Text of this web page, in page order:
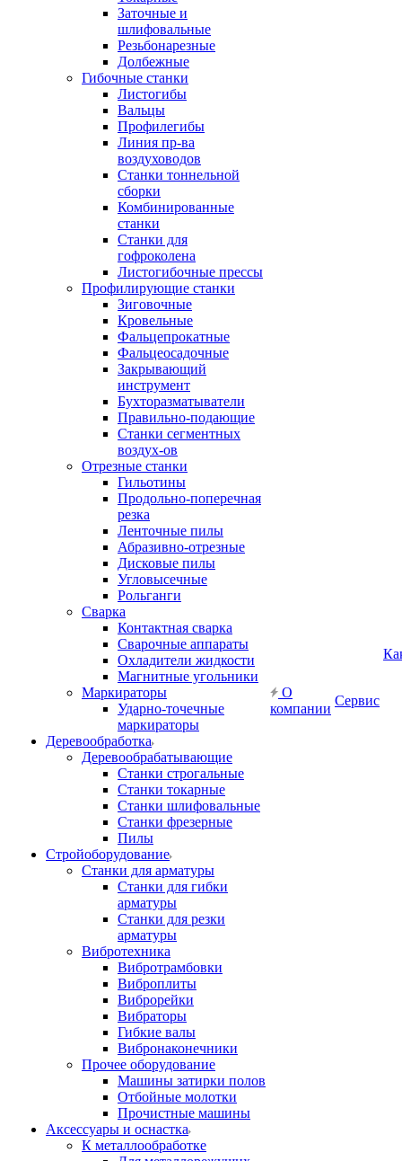
Заточные и
шлифовальные
Резьбонарезные
Долбежные
Гибочные станки
Листогибы
Вальцы
Профилегибы
Линия пр-ва
воздуховодов
Станки тоннельной
сборки
Комбинированные
станки
Станки для
гофроколена
Листогибочные прессы
Профилирующие станки
Зиговочные
Кровельные
Фальцепрокатные
Фальцеосадочные
Закрывающий
инструмент
Бухторазматыватели
Правильно-подающие
Станки сегментных
воздух-ов
Отрезные станки
Гильотины
Продольно-поперечная
резка
Ленточные пилы
Абразивно-отрезные
Дисковые пилы
Угловысечные
Рольганги
Сварка
Контактная сварка
Сварочные аппараты
Охладители жидкости
Магнитные угольники
Маркираторы
Ударно-точечные
маркираторы
Деревообработка
Деревообрабатывающие
Станки строгальные
Станки токарные
Станки шлифовальные
Станки фрезерные
Пилы
Стройоборудование
Станки для арматуры
Станки для гибки
арматуры
Станки для резки
арматуры
Вибротехника
Вибротрамбовки
Виброплиты
Виброрейки
Вибраторы
Гибкие валы
Вибронаконечники
Прочее оборудование
Машины затирки полов
Отбойные молотки
Прочистные машины
Аксeccyapы и оснастка
К металлообработке
О
компании
Сервис